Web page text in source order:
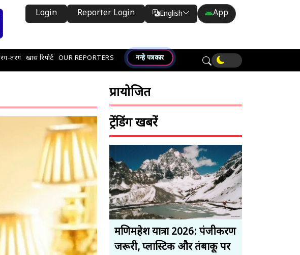
Login Reporter Login English
Translate
App
रंग-तरंग खास रिपोर्ट OUR REPORTERS नन्हे पत्रकार
प्रायोजित
ट्रेंडिंग खबरें
मणिमहेश यात्रा 2026: पंजीकरण
जरूरी, प्लास्टिक और तंबाकू पर